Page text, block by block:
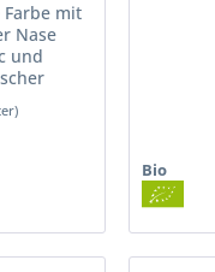
mit
Nase
und
gefolgt
mit einer
Bio